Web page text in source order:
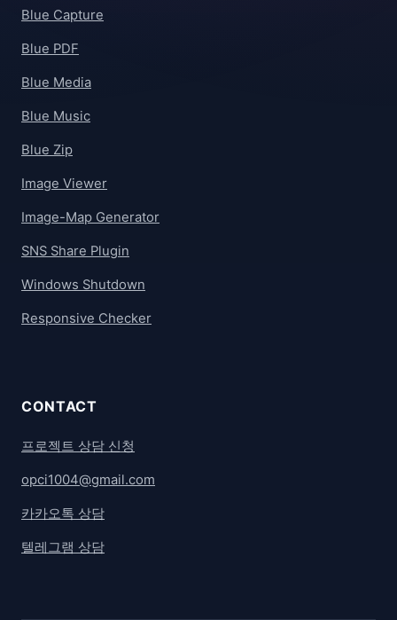
Blue Capture
Blue PDF
Blue Media
Blue Music
Blue Zip
Image Viewer
Image-Map Generator
SNS Share Plugin
Windows Shutdown
Responsive Checker
CONTACT
프로젝트 상담 신청
opci1004@gmail.com
카카오톡 상담
텔레그램 상담